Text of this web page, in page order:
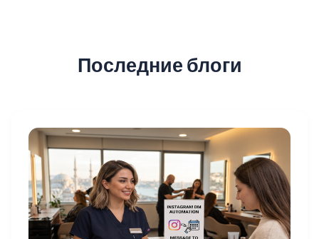
Последние блоги